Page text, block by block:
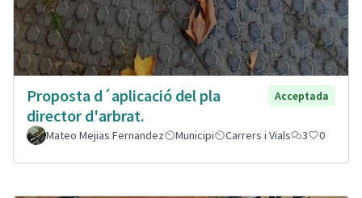
Proposta d´aplicació del pla
director d'arbrat.
Acceptada
Mateo Mejias Fernandez Municipi Carrers i Vials 3 0